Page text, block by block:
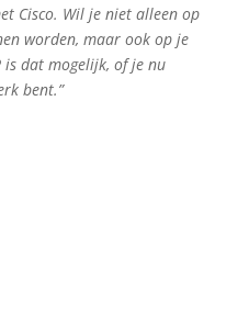
Cisco. Wil je niet alleen op
worden, maar ook op je
is dat mogelijk, of je nu
bent.”